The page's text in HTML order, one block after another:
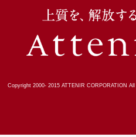
Copyright 2000- 2015ATTENIR CORPORATION